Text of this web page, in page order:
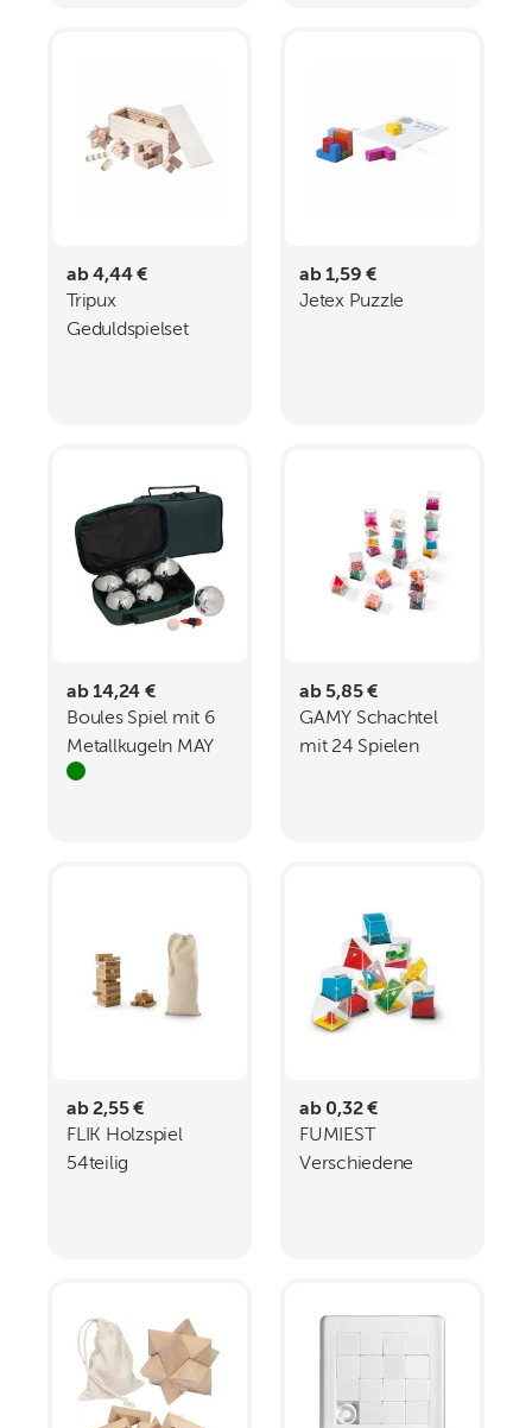
ab 4,44 €
Tripux
Geduldspielset
ab 1,59 €
Jetex Puzzle
ab 14,24 €
Boules Spiel mit 6
Metallkugeln MAY
ab 5,85 €
GAMY Schachtel
mit 24 Spielen
ab 2,55 €
FLIK Holzspiel
54teilig
ab 0,32 €
FUMIEST
Verschiedene